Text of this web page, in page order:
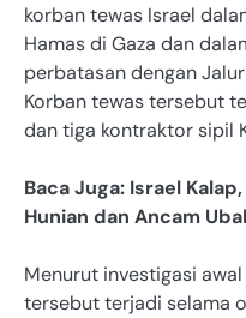
korban tewas Israel
Hamas di Gaza dan
perbatasan dengan
Korban tewas tersebut
dan tiga kontraktor sipil
Baca Juga: Israel
Hunian dan Ancam
Menurut investigasi
tersebut terjadi selama